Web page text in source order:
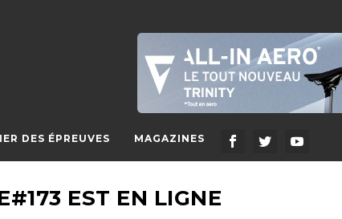
DES ÉPREUVES MAGAZINES
EST EN LIGNE